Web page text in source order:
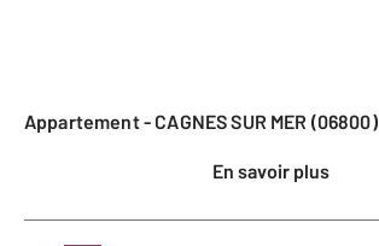
Appartement - CAGNES SUR MER (06800)
En savoir plus